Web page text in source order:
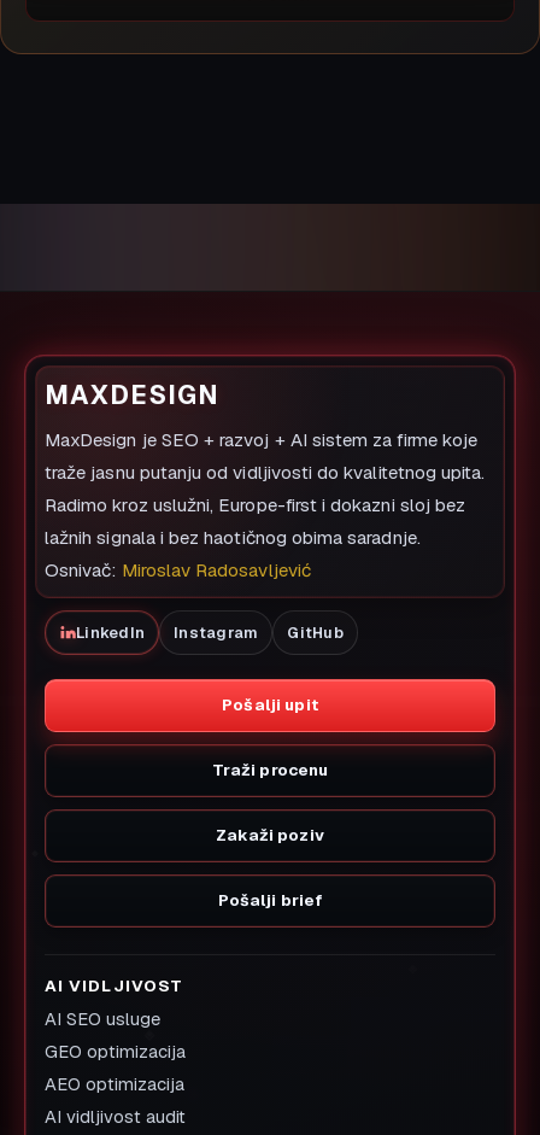
MAXDESIGN
MaxDesign je SEO + razvoj + AI sistem za firme koje
traže jasnu putanju od vidljivosti do kvalitetnog upita.
Radimo kroz uslužni, Europe-first i dokazni sloj bez
lažnih signala i bez haotičnog obima saradnje.
Osnivač: Miroslav Radosavljević
LinkedIn Instagram GitHub
Pošalji upit
Traži procenu
Zakaži poziv
Pošalji brief
AI VIDLJIVOST
AI SEO usluge
GEO optimizacija
AEO optimizacija
AI vidljivost audit